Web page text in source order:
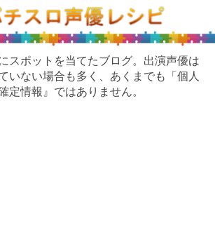
スポットを当てたブログ。出演声優は
いない場合も多く、あくまでも「個人
定情報』ではありません。